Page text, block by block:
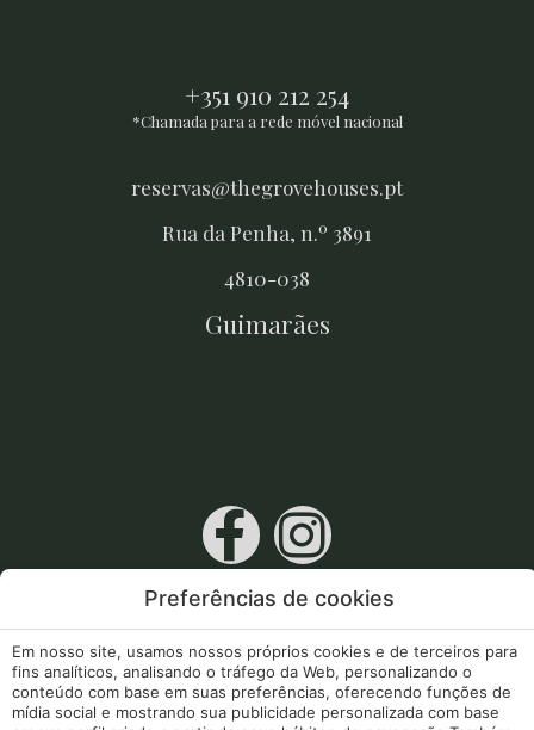
+351 910 212 254
*Chamada para a rede móvel nacional
reservas@thegrovehouses.pt
Rua da Penha, n.º 3891
4810-038
Guimarães
RNET 10256
Apoios Comunitários
a minha reserva
Preferências de cookies
Em nosso site, usamos nossos próprios cookies e de terceiros para
fins analíticos, analisando o tráfego da Web, personalizando o
conteúdo com base em suas preferências, oferecendo funções de
mídia social e mostrando sua publicidade personalizada com base